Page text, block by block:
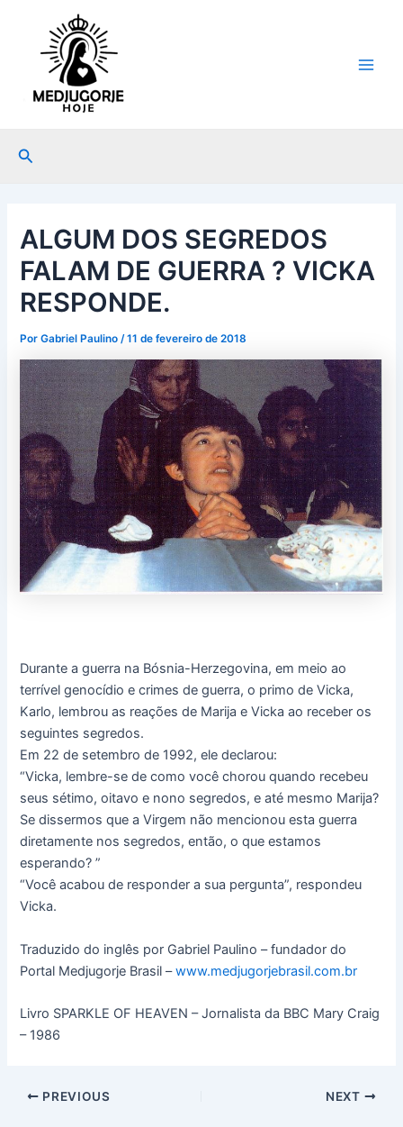
conteúdo
Pesquisar
ALGUM DOS SEGREDOS
FALAM DE GUERRA ? VICKA
RESPONDE.
PorGabriel Paulino/11 de fevereiro de 2018
Durante a guerra na Bósnia-Herzegovina, em meio ao
terrível genocídio e crimes de guerra, o primo de Vicka,
Karlo, lembrou as reações de Marija e Vicka ao receber os
seguintes segredos.
Em 22 de setembro de 1992, ele declarou:
“Vicka, lembre-se de como você chorou quando recebeu
seus sétimo, oitavo e nono segredos, e até mesmo Marija?
Se dissermos que a Virgem não mencionou esta guerra
diretamente nos segredos, então, o que estamos
esperando? ”
“Você acabou de responder a sua pergunta”, respondeu
Vicka.
Traduzido do inglês por Gabriel Paulino – fundador do
Portal Medjugorje Brasil –www.medjugorjebrasil.com.br
Livro SPARKLE OF HEAVEN – Jornalista da BBC Mary Craig
– 1986
navigation
PREVIOUS NEXT